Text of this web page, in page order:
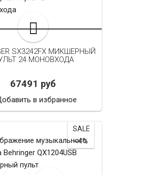
SX3242FX МИКШЕРНЫЙ
24 МОНОВХОДА
67491 руб
в избранное
SALE
~4%